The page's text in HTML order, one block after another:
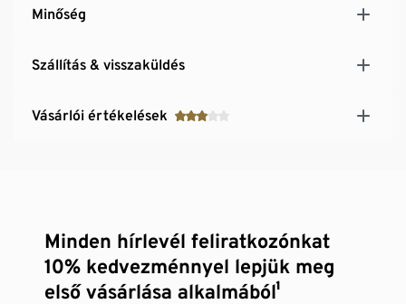
Minőség
Szállítás & visszaküldés
Vásárlói értékelések
Minden hírlevél feliratkozónkat
10% kedvezménnyel lepjük meg
első vásárlása alkalmából¹